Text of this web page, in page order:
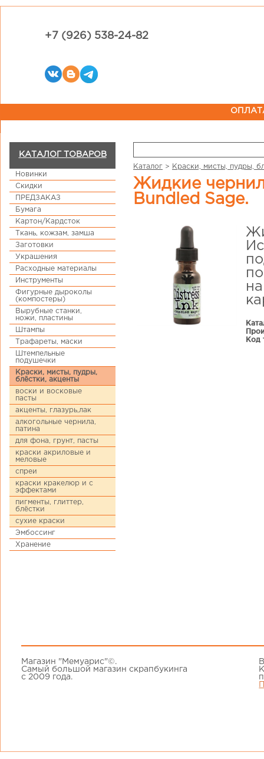
+7 (926) 538-24-82
КАТАЛОГ ТОВАРОВ
Новинки
Скидки
ПРЕДЗАКАЗ
Бумага
Картон/Кардсток
Ткань, кожзам, замша
Заготовки
Украшения
Расходные материалы
Инструменты
Фигурные дыроколы
(компостеры)
Вырубные станки,
ножи, пластины
Штампы
Трафареты, маски
Штемпельные
подушечки
Краски, мисты, пудры,
блёстки, акценты
воски и восковые
пасты
акценты, глазурь,лак
алкогольные чернила,
патина
для фона, грунт, пасты
краски акриловые и
меловые
спреи
краски кракелюр и с
эффектами
пигменты, глиттер,
блёстки
сухие краски
Эмбоссинг
Хранение
Каталог > Краски, мисты, пудры,
Жидкие чернила Distress Ink Reinker в баночке. Цвет
Bundled Sage.
Код
Магазин "Мемуарис"©.
Самый большой магазин скрапбукинга
с 2009 года.